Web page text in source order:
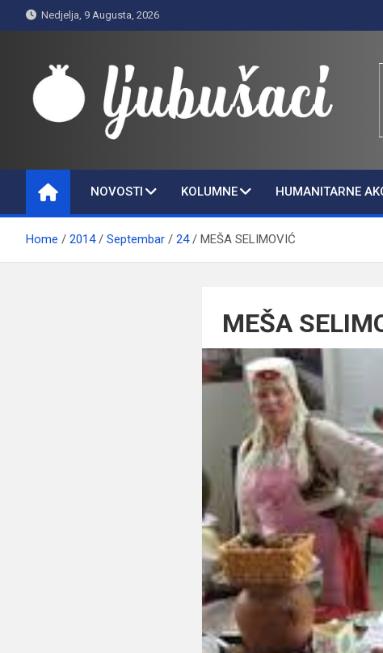
to
Nedjelja, 9 Augusta, 2026
Ljubušaci
NOVOSTI KOLUMNE HUMANITARNE
Home 2014 Septembar 24 MEŠA SELIMOVIĆ
MEŠA